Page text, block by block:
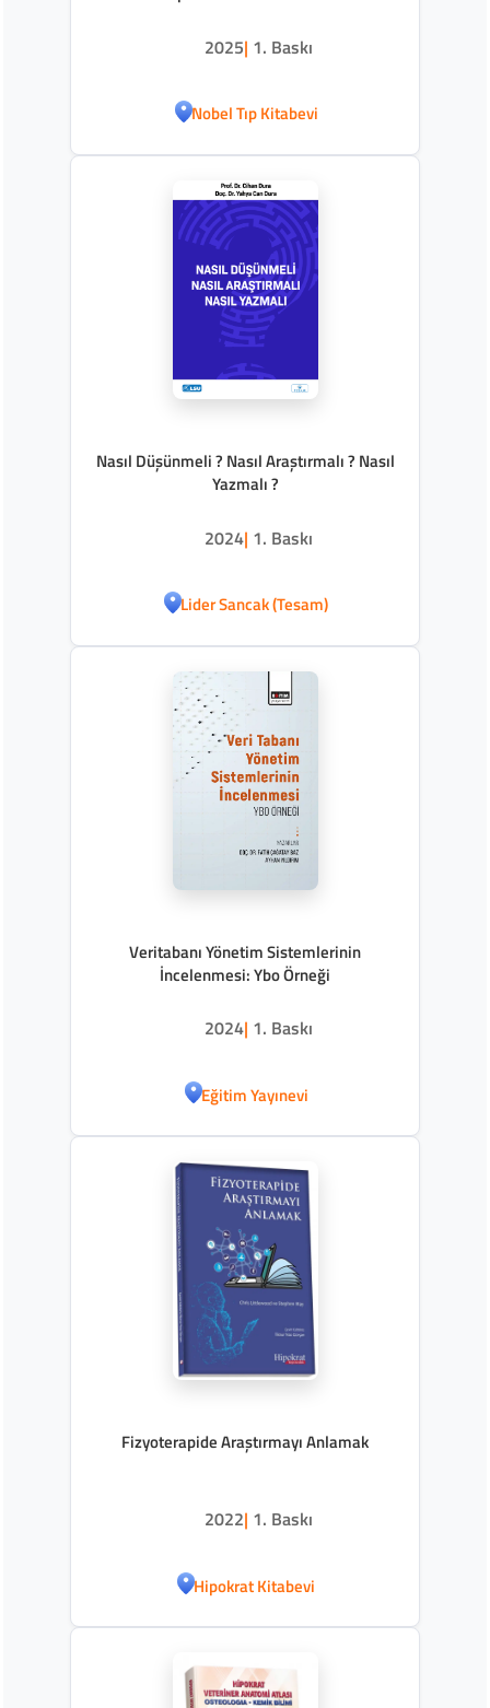
2025| 1. Baskı
Nobel Tıp Kitabevi
Nasıl Düşünmeli ? Nasıl Araştırmalı ? Nasıl
Yazmalı ?
2024| 1. Baskı
Lider Sancak (Tesam)
Veritabanı Yönetim Sistemlerinin
İncelenmesi: Ybo Örneği
2024| 1. Baskı
Eğitim Yayınevi
Fizyoterapide Araştırmayı Anlamak
2022| 1. Baskı
Hipokrat Kitabevi